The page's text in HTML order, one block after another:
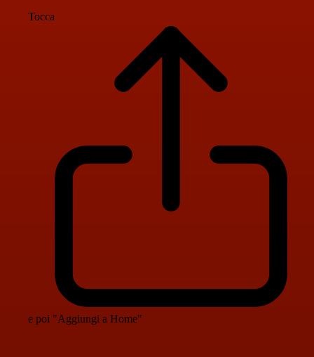
Tocca
e poi "Aggiungi a Home"